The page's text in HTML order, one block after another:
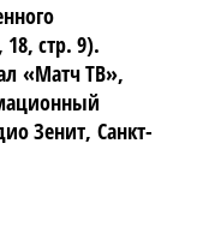
стр. 9).
«Матч ТВ»,
Зенит, Санкт-